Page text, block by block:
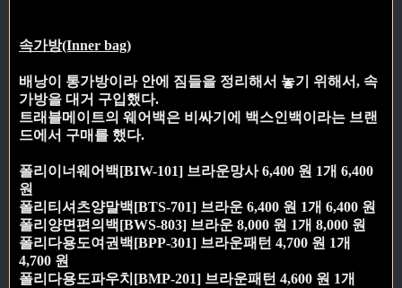
속가방(Inner bag)
배낭이 통가방이라 안에 짐들을 정리해서 놓기 위해서, 속
가방을 대거 구입했다.
트래블메이트의 웨어백은 비싸기에 백스인백이라는 브랜
드에서 구매를 했다.
폴리이너웨어백[BIW-101] 브라운망사 6,400 원 1개 6,400
원
폴리티셔츠양말백[BTS-701] 브라운 6,400 원 1개 6,400 원
폴리양면편의백[BWS-803] 브라운 8,000 원 1개 8,000 원
폴리다용도여권백[BPP-301] 브라운패턴 4,700 원 1개
4,700 원
폴리다용도파우치[BMP-201] 브라운패턴 4,600 원 1개